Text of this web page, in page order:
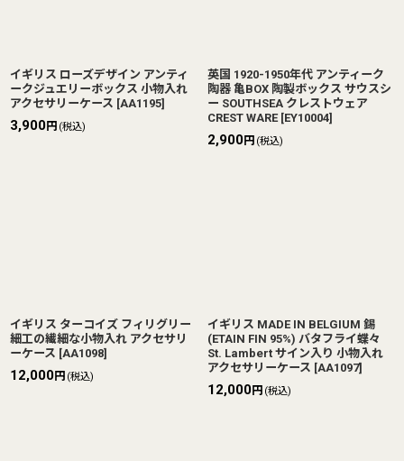
イギリス ローズデザイン アンティ
ークジュエリーボックス 小物入れ
アクセサリーケース [AA1195]
3,900円 (税込)
英国 1920-1950年代 アンティーク
陶器 亀BOX 陶製ボックス サウスシ
ー SOUTHSEA クレストウェア
CREST WARE [EY10004]
2,900円 (税込)
イギリス ターコイズ フィリグリー
細工の繊細な小物入れ アクセサリ
ーケース [AA1098]
12,000円 (税込)
イギリス MADE IN BELGIUM 錫
(ETAIN FIN 95%) バタフライ蝶々
St. Lambert サイン入り 小物入れ
アクセサリーケース [AA1097]
12,000円 (税込)